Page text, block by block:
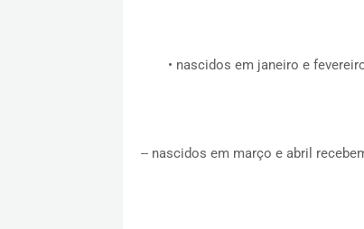
• nascidos em janeiro e
-- nascidos em março e abril